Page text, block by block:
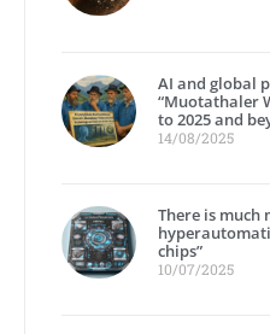
AI and global
“Muotathaler
to 2025 and
14/08/2025
There is much
chips”
10/07/2025